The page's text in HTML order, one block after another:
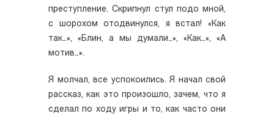
преступление. Скрипнул стул подо мной,
с шорохом отодвинулся, я встал! «Как
так…», «Блин, а мы думали…», «Как…», «А
мотив…».
Я молчал, все успокоились. Я начал свой
рассказ, как это произошло, зачем, что я
сделал по ходу игры и то, как часто они